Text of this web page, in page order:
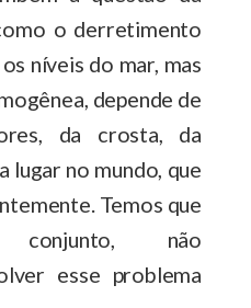
o derretimento
níveis do mar, mas
depende de
da crosta, da
lugar no mundo, que
Temos que
não
esse problema